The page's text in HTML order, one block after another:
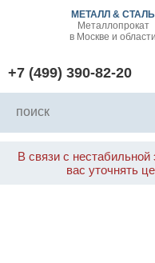
МЕТАЛЛ & СТАЛЬ
Металлопрокат
в Москве и области
+7 (499) 390-82-20
В связи с
вас уточнять